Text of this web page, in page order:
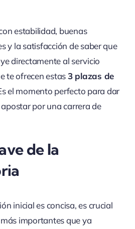
estabilidad, buenas
y la satisfacción de saber que
directamente al servicio
te ofrecen estas3 plazas de
el momento perfecto para dar
por una carrera de
de la
inicial es concisa, es crucial
importantes que ya